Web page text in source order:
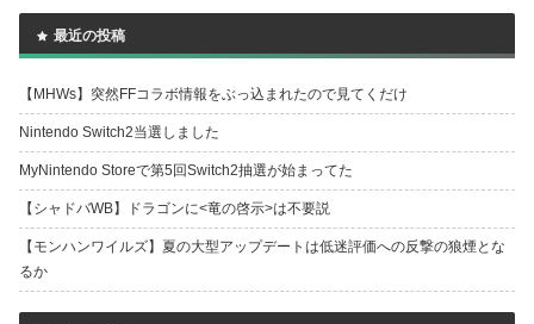
最近の投稿
【MHWs】突然FFコラボ情報をぶっ込まれたので見てくだけ
Nintendo Switch2当選しました
MyNintendo Storeで第5回Switch2抽選が始まってた
【シャドバWB】ドラゴンに<竜の啓示>は不要説
【モンハンワイルズ】夏の大型アップデートは低迷評価への反撃の狼煙とな
るか